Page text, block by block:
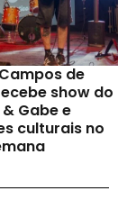
de
show do
Gabe e
culturais no